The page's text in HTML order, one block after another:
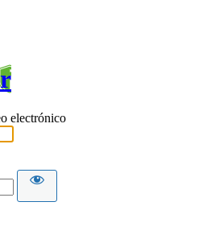
electrónico